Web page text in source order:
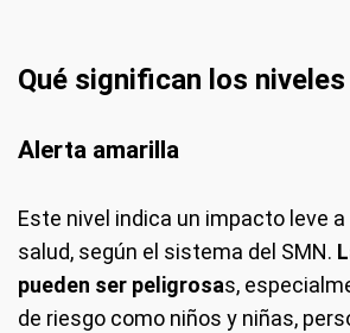
Qué significan los
Alerta amarilla
Este nivel indica un impacto leve
salud, según el sistema del SMN.
pueden ser peligrosas,
de riesgo como niños y niñas,